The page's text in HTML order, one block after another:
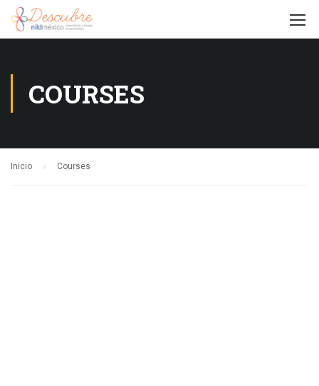
COURSES
Inicio Courses